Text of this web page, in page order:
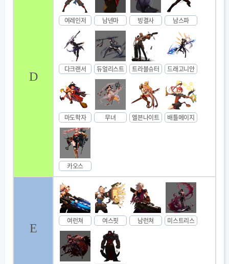
D
여레인저 남넨마 빙결사 남스파
다크랜서 듀얼리스트 트라블슈터 드래고니안
마도학자 무녀 엘븐나이트 배틀메이지
카오스
E
여런쳐 여스핏 남런쳐 미스트리스